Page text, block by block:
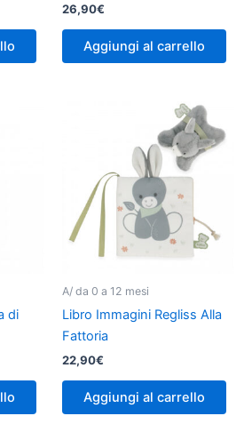
26,90€
Aggiungi al carrello
di
A/ da 0 a 12 mesi
Libro Immagini Regliss Alla
Fattoria
22,90€
Aggiungi al carrello